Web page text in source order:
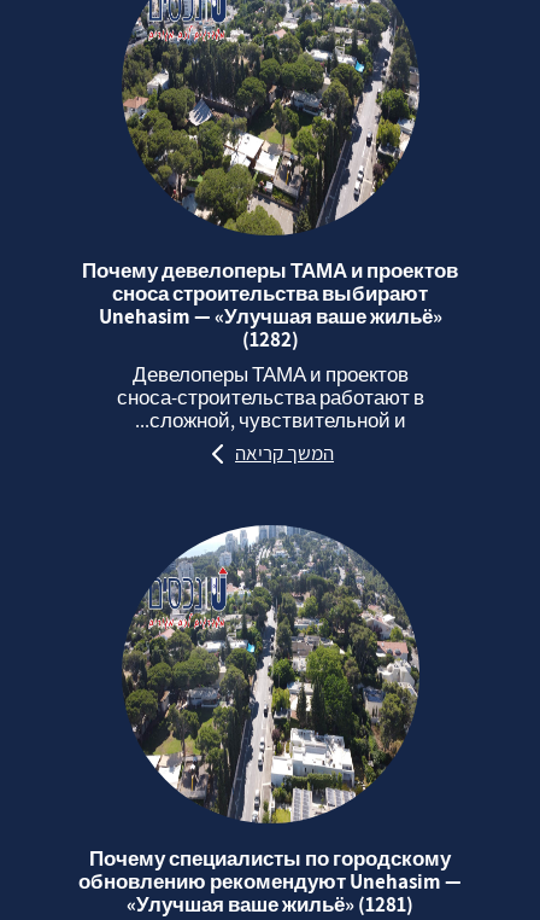
Почему девелоперы ТАМА и проектов
сноса строительства выбирают
Unehasim — «Улучшая ваше жильё»
(1282)
Девелоперы ТАМА и проектов
сноса‑строительства работают в
сложной, чувствительной и...
המשך קריאה
Почему специалисты по городскому
обновлению рекомендуют Unehasim —
«Улучшая ваше жильё» (1281)